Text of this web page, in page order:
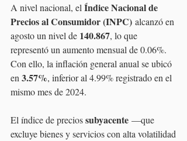
A nivel nacional, el Índice Nacional de
Precios al Consumidor (INPC) alcanzó en
agosto un nivel de 140.867, lo que
representó un aumento mensual de 0.06%.
Con ello, la inflación general anual se ubicó
en 3.57%, inferior al 4.99% registrado en el
mismo mes de 2024.
El índice de precios subyacente —que
excluye bienes y servicios con alta volatilidad